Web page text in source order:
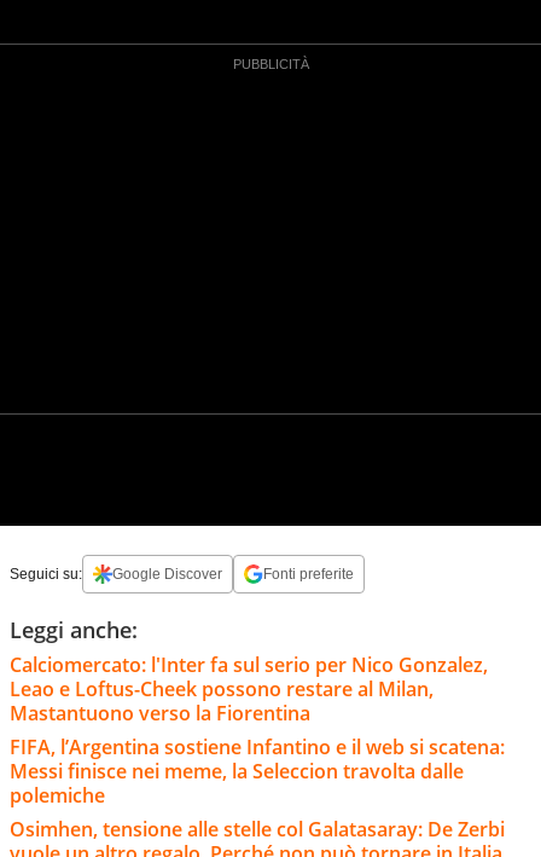
Seguici su: Google Discover Fonti preferite
Leggi anche:
Calciomercato: l'Inter fa sul serio per Nico Gonzalez,
Leao e Loftus-Cheek possono restare al Milan,
Mastantuono verso la Fiorentina
FIFA, l’Argentina sostiene Infantino e il web si scatena:
Messi finisce nei meme, la Seleccion travolta dalle
polemiche
Osimhen, tensione alle stelle col Galatasaray: De Zerbi